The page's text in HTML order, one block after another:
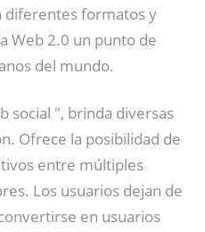
diferentes formatos y
Web 2.0 un punto de
del mundo.
social ", brinda diversas
Ofrece la posibilidad de
entre múltiples
Los usuarios dejan de
en usuarios